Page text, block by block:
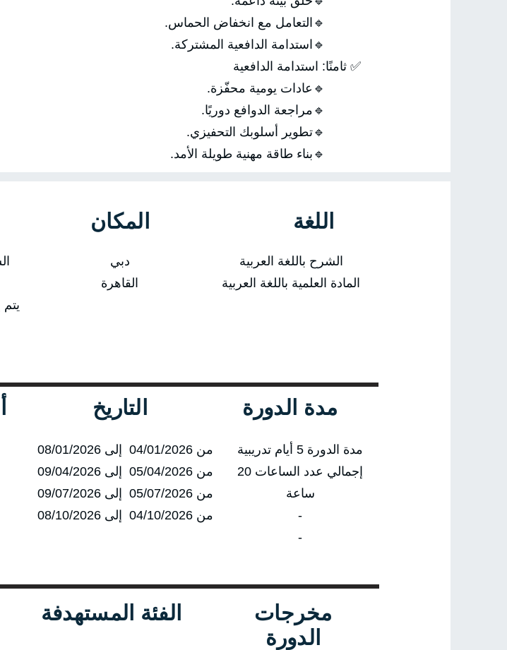
🔹التعامل مع انخفاض الحماس.
🔹استدامة الدافعية المشتركة.
✅ ثامنًا: استدامة الدافعية
🔹عادات يومية محفّزة.
🔹مراجعة الدوافع دوريًا.
🔹تطوير أسلوبك التحفيزي.
🔹بناء طاقة مهنية طويلة الأمد.
المكان
دبي
القاهرة
اللغة
الشرح باللغة العربية
المادة العلمية باللغة العربية
التاريخ
من 04/01/2026 إلى 08/01/2026
من 05/04/2026 إلى 09/04/2026
من 05/07/2026 إلى 09/07/2026
من 04/10/2026 إلى 08/10/2026
مدة الدورة
مدة الدورة 5 أيام تدريبية
إجمالي عدد الساعات 20
ساعة
-
-
الفئة المستهدفة
مخرجات
الدورة